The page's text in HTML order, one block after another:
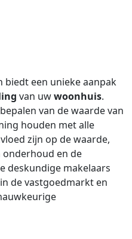
biedt een unieke aanpak
van uwwoonhuis.
van de waarde van
houden met alle
zijn op de waarde,
onderhoud en de
deskundige makelaars
de vastgoedmarkt en